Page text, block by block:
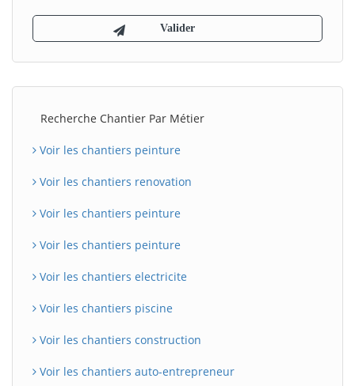
Recherche Chantier Par Métier
Voir les chantiers peinture
Voir les chantiers renovation
Voir les chantiers peinture
Voir les chantiers peinture
Voir les chantiers electricite
Voir les chantiers piscine
Voir les chantiers construction
Voir les chantiers auto-entrepreneur